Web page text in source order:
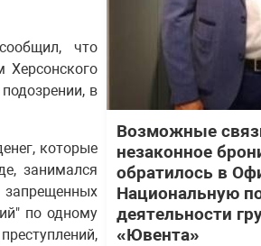
что
Херсонского
в
которые
занимался
по одному
Возможные
незаконное
обратилось в
Национальную
деятельности
«Ювента»